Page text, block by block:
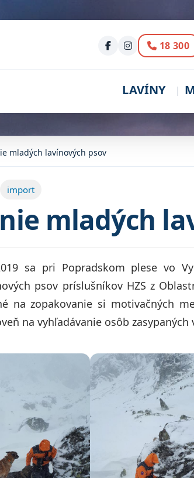
18 300
LAVÍNY
mladých lavínových psov
import
mladých
sa pri Popradskom plese vo
psov príslušníkov HZS z
na zopakovanie si motivačných
na vyhľadávanie osôb zasypaných